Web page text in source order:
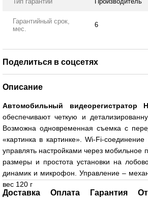
Гарантийный срок,
мес.
6
Поделиться в соцсетях
Описание
Автомобильный видеорегистратор
обеспечивают четкую и
Возможна одновременная съемка с
«картинка в картинке». Wi-Fi-
управлять настройками через
размеры и простота установки на
динамик и микрофон. Управление –
вес 120 г
Доставка Оплата Гарантия